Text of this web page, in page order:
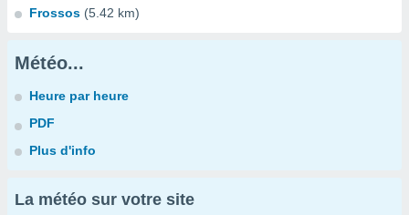
Frossos (5.42 km)
Météo...
Heure par heure
PDF
Plus d'info
La météo sur votre site